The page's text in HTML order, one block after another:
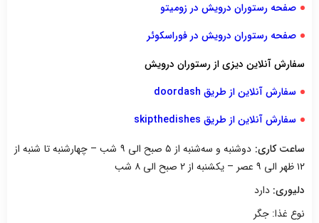
صفحه رستوران درویش در زومیتو
صفحه رستوران درویش در فوراسکوئر
سفارش آنلاین دیزی از رستوران درویش
سفارش آنلاین از طریق doordash
سفارش آنلاین از طریق skipthedishes
ساعت کاری:
دوشنبه و سه‌شنبه از ۵ صبح الی ۹ شب – چهارشنبه تا شنبه از
۱۲ ظهر الی ۹ عصر – یکشنبه از ۲ صبح الی ۸ شب
دلیوری: دارد
نوع غذا: جگر